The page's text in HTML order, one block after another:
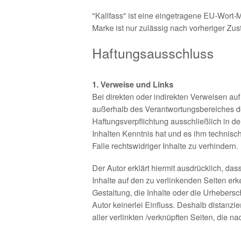
"Kallfass" ist eine eingetragene EU-Wort-
Marke ist nur zulässig nach vorheriger
Haftungsausschluss
1. Verweise und Links
Bei direkten oder indirekten Verweisen
außerhalb des Verantwortungsbereiches
Haftungsverpflichtung ausschließlich in
Inhalten Kenntnis hat und es ihm
Falle rechtswidriger Inhalte zu verhindern.
Der Autor erklärt hiermit ausdrücklich,
Inhalte auf den zu verlinkenden Seiten
Gestaltung, die Inhalte oder die
Autor keinerlei Einfluss. Deshalb
aller verlinkten /verknüpften Seiten, die